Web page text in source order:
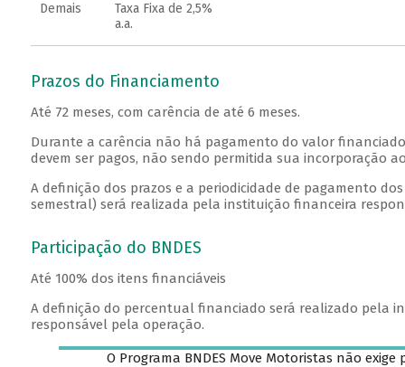
Demais
Taxa Fixa de 2,5%
a.a.
Prazos do Financiamento
Até 72 meses, com carência de até 6 meses.
Durante a carência não há pagamento do valor
devem ser pagos, não sendo permitida sua incorporação
A definição dos prazos e a periodicidade de pagamento
semestral) será realizada pela instituição financeira
Participação do BNDES
Até 100% dos itens financiáveis
A definição do percentual financiado será realizado pela
responsável pela operação.
O Programa BNDES Move Motoristas não